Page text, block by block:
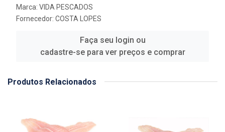
Marca: VIDA PESCADOS
Fornecedor: COSTA LOPES
Faça seu login ou
cadastre-se para ver preços e comprar
Produtos Relacionados